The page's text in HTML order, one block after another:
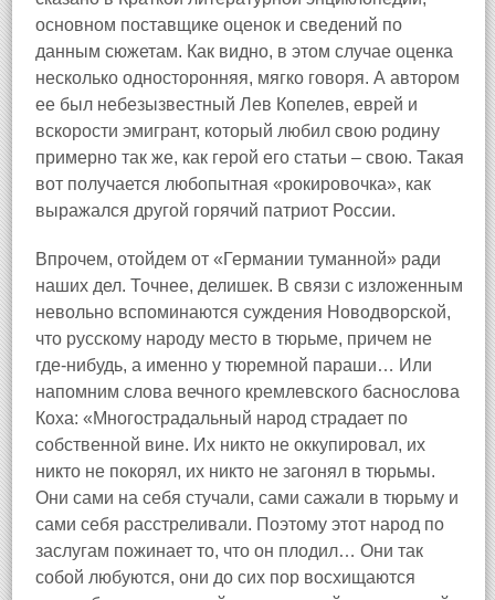
основном поставщике оценок и сведений по
данным сюжетам. Как видно, в этом случае оценка
несколько односторонняя, мягко говоря. А автором
ее был небезызвестный Лев Копелев, еврей и
вскорости эмигрант, который любил свою родину
примерно так же, как герой его статьи – свою. Такая
вот получается любопытная «рокировочка», как
выражался другой горячий патриот России.
Впрочем, отойдем от «Германии туманной» ради
наших дел. Точнее, делишек. В связи с изложенным
невольно вспоминаются суждения Новодворской,
что русскому народу место в тюрьме, причем не
где‑нибудь, а именно у тюремной параши… Или
напомним слова вечного кремлевского баснослова
Коха: «Многострадальный народ страдает по
собственной вине. Их никто не оккупировал, их
никто не покорял, их никто не загонял в тюрьмы.
Они сами на себя стучали, сами сажали в тюрьму и
сами себя расстреливали. Поэтому этот народ по
заслугам пожинает то, что он плодил… Они так
собой любуются, они до сих пор восхищаются